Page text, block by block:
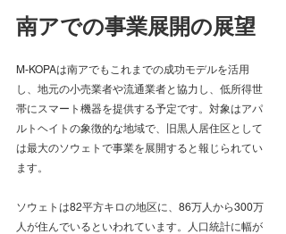
南アでの事業展開の展望
M-KOPAは南アでもこれまでの成功モデルを活用
し、地元の小売業者や流通業者と協力し、低所得世
帯にスマート機器を提供する予定です。対象はアパ
ルトヘイトの象徴的な地域で、旧黒人居住区として
は最大のソウェトで事業を展開すると報じられてい
ます。
ソウェトは82平方キロの地区に、86万人から300万
人が住んでいるといわれています。人口統計に幅が